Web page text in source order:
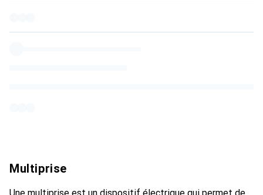
Multiprise